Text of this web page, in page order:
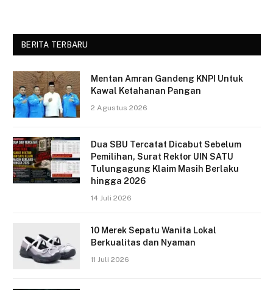
BERITA TERBARU
Mentan Amran Gandeng KNPI Untuk
Kawal Ketahanan Pangan
2 Agustus 2026
Dua SBU Tercatat Dicabut Sebelum
Pemilihan, Surat Rektor UIN SATU
Tulungagung Klaim Masih Berlaku
hingga 2026
14 Juli 2026
10 Merek Sepatu Wanita Lokal
Berkualitas dan Nyaman
11 Juli 2026